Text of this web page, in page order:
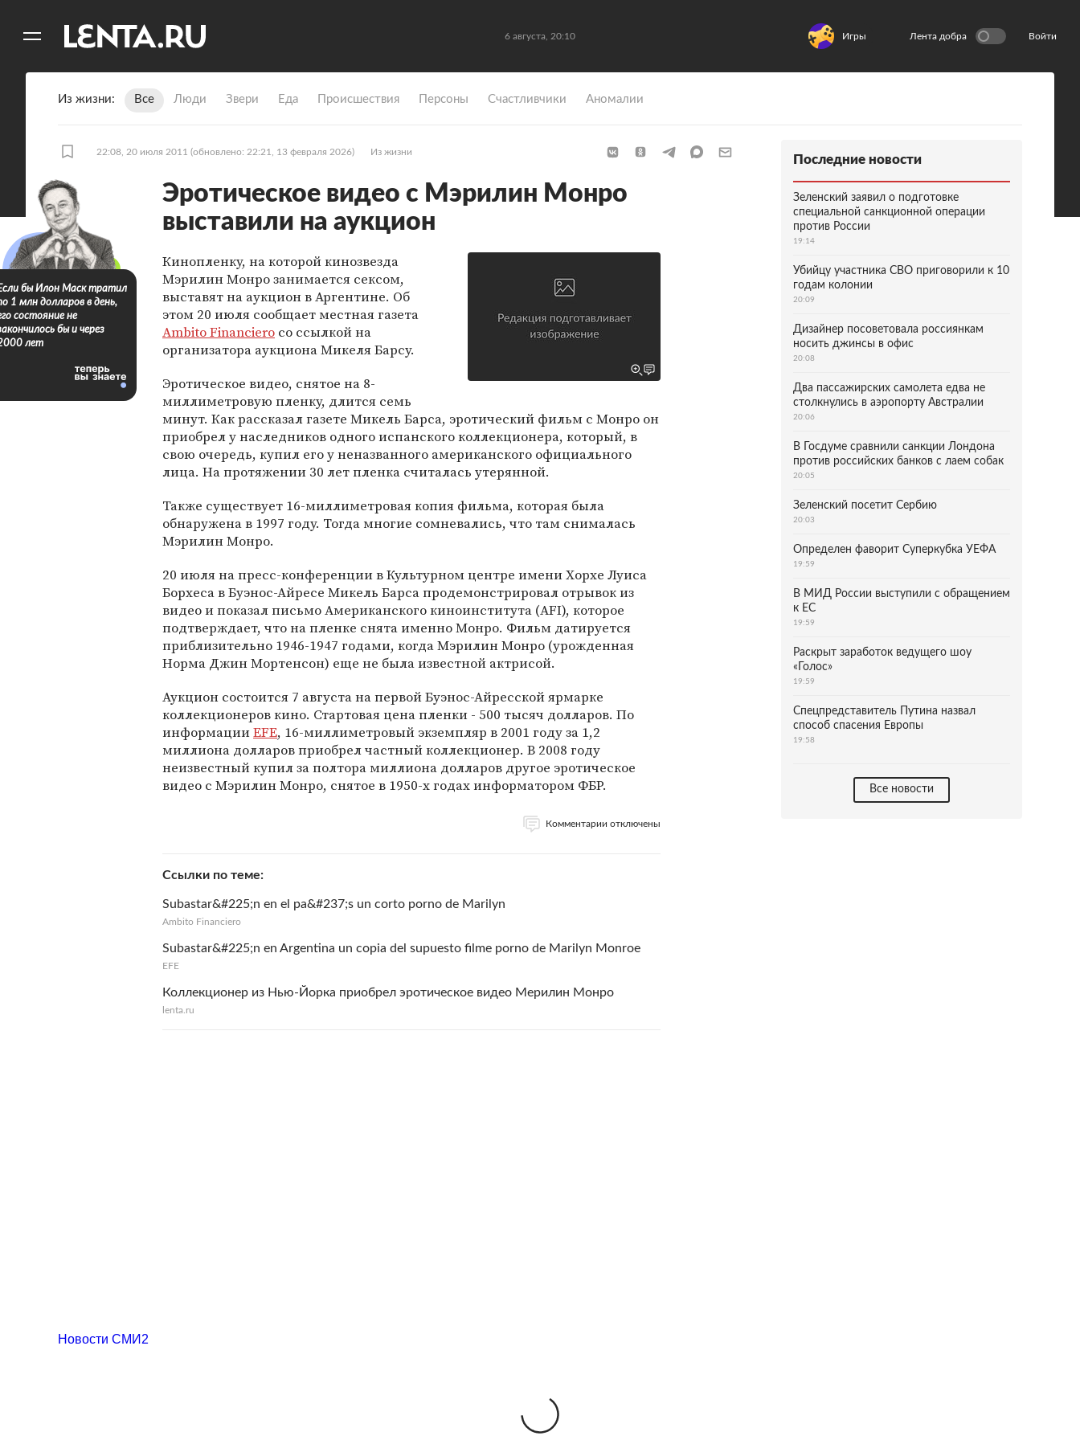
6 августа, 20:10 Игры Лента добра Войти
Из жизни Все Люди Звери Еда Происшествия Персоны Счастливчики Аномалии
22:08, 20 июля 2011 (обновлено: 22:21, 13 февраля 2026) Из жизни
Эротическое видео с Мэрилин Монро
выставили на аукцион
Кинопленку, на которой кинозвезда
Мэрилин Монро занимается сексом,
выставят на аукцион в Аргентине. Об
этом 20 июля сообщает местная газета
Ambito Financiero со ссылкой на
организатора аукциона Микеля Барсу.
Эротическое видео, снятое на 8-
миллиметровую пленку, длится семь
минут. Как рассказал газете Микель Барса, эротический фильм с Монро он
приобрел у наследников одного испанского коллекционера, который, в
свою очередь, купил его у неназванного американского официального
лица. На протяжении 30 лет пленка считалась утерянной.
Также существует 16-миллиметровая копия фильма, которая была
обнаружена в 1997 году. Тогда многие сомневались, что там снималась
Мэрилин Монро.
20 июля на пресс-конференции в Культурном центре имени Хорхе Луиса
Борхеса в Буэнос-Айресе Микель Барса продемонстрировал отрывок из
видео и показал письмо Американского киноинститута (AFI), которое
подтверждает, что на пленке снята именно Монро. Фильм датируется
приблизительно 1946-1947 годами, когда Мэрилин Монро (урожденная
Норма Джин Мортенсон) еще не была известной актрисой.
Аукцион состоится 7 августа на первой Буэнос-Айресской ярмарке
коллекционеров кино. Стартовая цена пленки - 500 тысяч долларов. По
информацииEFE, 16-миллиметровый экземпляр в 2001 году за 1,2
миллиона долларов приобрел частный коллекционер. В 2008 году
неизвестный купил за полтора миллиона долларов другое эротическое
видео с Мэрилин Монро, снятое в 1950-х годах информатором ФБР.
Комментарии отключены
Ссылки по теме
Subastar&#225;n en el pa&#237;s un corto porno de Marilyn
Ambito Financiero
Subastar&#225;n en Argentina un copia del supuesto filme porno de Marilyn Monroe
EFE
Коллекционер из Нью-Йорка приобрел эротическое видео Мерилин Монро
lenta.ru
бы Илон Маск тратил
1 млн долларов в день,
состояние не
бы и через
лет
Последние новости
Зеленский заявил о подготовке
специальной санкционной операции
против России
19:14
Убийцу участника СВО приговорили к 10
годам колонии
20:09
Дизайнер посоветовала россиянкам
носить джинсы в офис
20:08
Два пассажирских самолета едва не
столкнулись в аэропорту Австралии
20:06
В Госдуме сравнили санкции Лондона
против российских банков с лаем собак
20:05
Зеленский посетит Сербию
20:03
Определен фаворит Суперкубка УЕФА
19:59
В МИД России выступили с обращением
к ЕС
19:59
Раскрыт заработок ведущего шоу
«Голос»
19:59
Спецпредставитель Путина назвал
способ спасения Европы
19:58
Все новости
Новости СМИ2